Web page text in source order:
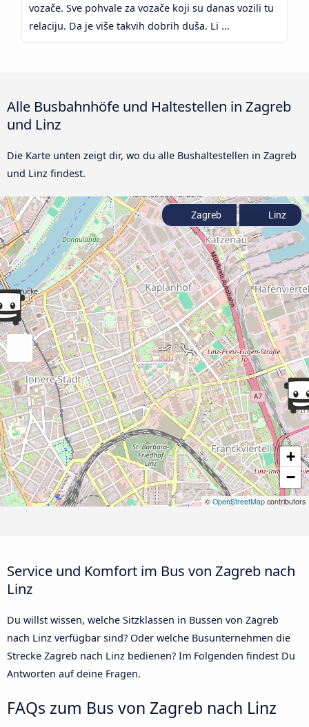
vozače. Sve pohvale za vozače koji su danas vozili tu
relaciju. Da je više takvih dobrih duša. Li ...
Alle Busbahnhöfe und Haltestellen in Zagreb
und Linz
Die Karte unten zeigt dir, wo du alle Bushaltestellen in Zagreb
und Linz findest.
+
−
© OpenStreetMapcontributors
Zagreb Linz
Service und Komfort im Bus von Zagreb nach
Linz
Du willst wissen, welche Sitzklassen in Bussen von Zagreb
nach Linz verfügbar sind? Oder welche Busunternehmen die
Strecke Zagreb nach Linz bedienen? Im Folgenden findest Du
Antworten auf deine Fragen.
FAQs zum Bus von Zagreb nach Linz